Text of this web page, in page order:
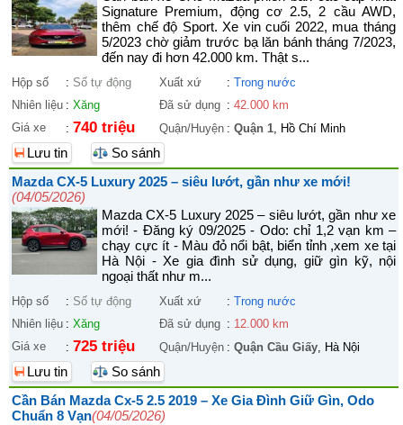
Signature Premium, động cơ 2.5, 2 cầu AWD,
thêm chế độ Sport. Xe vin cuối 2022, mua tháng
5/2023 chờ giảm trước bạ lăn bánh tháng 7/2023,
đến nay đi hơn 42.000 km. Thật s...
Hộp số : Số tự động Xuất xứ : Trong nước
Nhiên liệu : Xăng Đã sử dụng : 42.000 km
Giá xe
: 740 triệu Quận/Huyện : Quận 1, Hồ Chí Minh
Lưu tin
So sánh
Mazda CX-5 Luxury 2025 – siêu lướt, gần như xe mới!
(04/05/2026)
Mazda CX-5 Luxury 2025 – siêu lướt, gần như xe
mới! - Đăng ký 09/2025 - Odo: chỉ 1,2 vạn km –
chạy cực ít - Màu đỏ nổi bật, biển tỉnh ,xem xe tại
Hà Nội - Xe gia đình sử dụng, giữ gìn kỹ, nội
ngoại thất như m...
Hộp số : Số tự động Xuất xứ : Trong nước
Nhiên liệu : Xăng Đã sử dụng : 12.000 km
Giá xe
: 725 triệu Quận/Huyện : Quận Cầu Giấy, Hà Nội
Lưu tin
So sánh
Cần Bán Mazda Cx-5 2.5 2019 – Xe Gia Đình Giữ Gìn, Odo
Chuẩn 8 Vạn(04/05/2026)